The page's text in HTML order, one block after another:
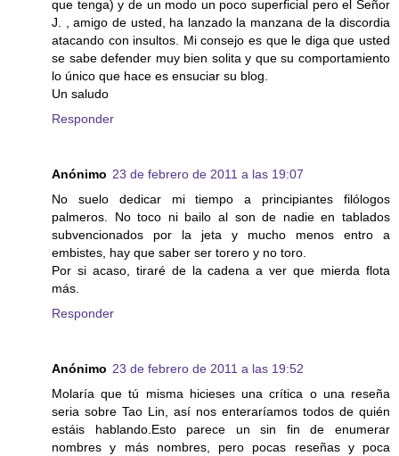
que tenga) y de un modo un poco superficial pero el Señor
J. , amigo de usted, ha lanzado la manzana de la discordia
atacando con insultos. Mi consejo es que le diga que usted
se sabe defender muy bien solita y que su comportamiento
lo único que hace es ensuciar su blog.
Un saludo
Responder
Anónimo 23 de febrero de 2011 a las 19:07
No suelo dedicar mi tiempo a principiantes filólogos
palmeros. No toco ni bailo al son de nadie en tablados
subvencionados por la jeta y mucho menos entro a
embistes, hay que saber ser torero y no toro.
Por si acaso, tiraré de la cadena a ver que mierda flota
más.
Responder
Anónimo 23 de febrero de 2011 a las 19:52
Molaría que tú misma hicieses una crítica o una reseña
seria sobre Tao Lin, así nos enteraríamos todos de quién
estáis hablando.Esto parece un sin fin de enumerar
nombres y más nombres, pero pocas reseñas y poca